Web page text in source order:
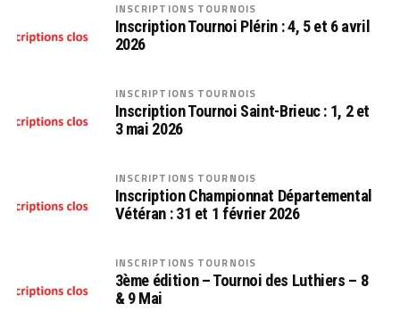
INSCRIPTIONS TOURNOIS
Inscription Tournoi Plérin : 4, 5 et 6 avril
2026
INSCRIPTIONS TOURNOIS
Inscription Tournoi Saint-Brieuc : 1, 2 et
3 mai 2026
INSCRIPTIONS TOURNOIS
Inscription Championnat Départemental
Vétéran : 31 et 1 février 2026
INSCRIPTIONS TOURNOIS
3ème édition – Tournoi des Luthiers – 8
& 9 Mai